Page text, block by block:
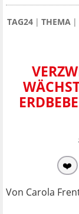
TAG24 THEMA
❤️
Von Carola